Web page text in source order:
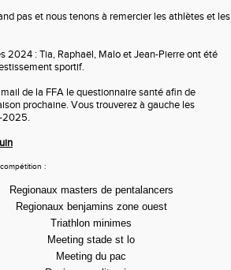
pas et nous tenons à remercier les athlètes et les
2024 : Tia, Raphaël, Malo et Jean-Pierre ont été
sportif.
de la FFA le questionnaire santé afin de
prochaine. Vous trouverez à gauche les
2025.
:
Regionaux masters de pentalancers
Regionaux benjamins zone ouest
Triathlon minimes
Meeting stade st lo
Meeting du pac